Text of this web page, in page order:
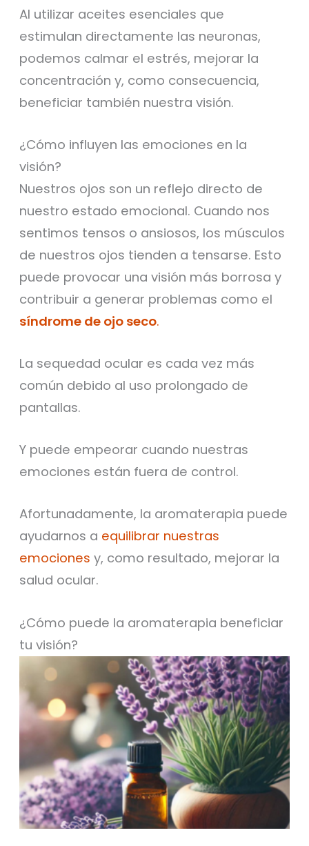
Al utilizar aceites esenciales que
estimulan directamente las neuronas,
podemos calmar el estrés, mejorar la
concentración y, como consecuencia,
beneficiar también nuestra visión.
¿Cómo influyen las emociones en la
visión?
Nuestros ojos son un reflejo directo de
nuestro estado emocional. Cuando nos
sentimos tensos o ansiosos, los músculos
de nuestros ojos tienden a tensarse. Esto
puede provocar una visión más borrosa y
contribuir a generar problemas como el
síndrome de ojo seco.
La sequedad ocular es cada vez más
común debido al uso prolongado de
pantallas.
Y puede empeorar cuando nuestras
emociones están fuera de control.
Afortunadamente, la aromaterapia puede
ayudarnos a equilibrar nuestras
emocionesy, como resultado, mejorar la
salud ocular.
¿Cómo puede la aromaterapia beneficiar
tu visión?